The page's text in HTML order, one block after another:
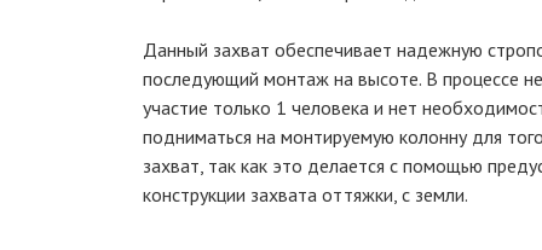
Данный захват обеспечивает надежную
последующий монтаж на высоте. В процессе
участие только 1 человека и нет
подниматься на монтируемую колонну для
захват, так как это делается с помощью
конструкции захвата оттяжки, с земли.